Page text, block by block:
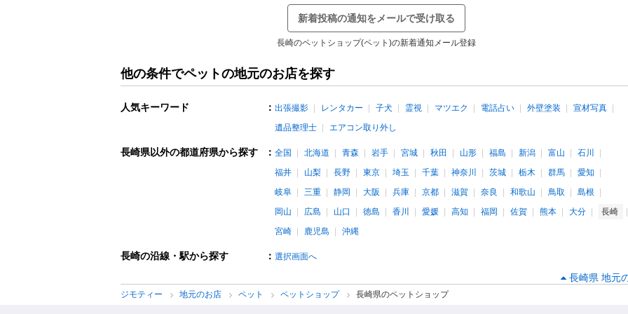
新着投稿の通知をメールで受け取る
長崎のペットショップ(ペット)の新着通知メール登録
他の条件でペットの地元のお店を探す
人気キーワード ： 出張撮影 レンタカー 子犬 霊視 マツエク 電話占い 外壁塗装
宣材写真
遺品整理士
エアコン取り外し
長崎県以外の都道府県から探す ： 全国 北海道 青森 岩手 宮城 秋田 山形 福島 新潟 富山
石川
福井
山梨 長野 東京 埼玉 千葉 神奈川 茨城 栃木 群馬
愛知
岐阜
三重 静岡 大阪 兵庫 京都 滋賀 奈良 和歌山 鳥取
島根
岡山
広島 山口 徳島 香川 愛媛 高知 福岡 佐賀 熊本 大分
長崎
宮崎
鹿児島 沖縄
長崎の沿線・駅から探す ： 選択画面へ
長崎県 地元
ジモティー 地元のお店 ペット ペットショップ 長崎県のペットショップ